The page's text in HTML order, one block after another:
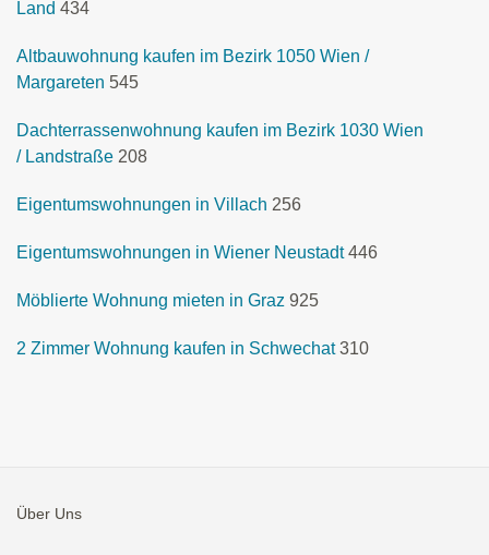
Land 434
Altbauwohnung kaufen im Bezirk 1050 Wien /
Margareten 545
Dachterrassenwohnung kaufen im Bezirk 1030 Wien
/ Landstraße 208
Eigentumswohnungen in Villach 256
Eigentumswohnungen in Wiener Neustadt 446
Möblierte Wohnung mieten in Graz 925
2 Zimmer Wohnung kaufen in Schwechat 310
Über Uns